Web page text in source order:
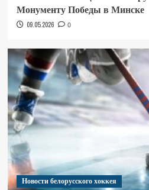
Монументу Победы в Минске
09.05.2026 0
Новости белорусского хоккея